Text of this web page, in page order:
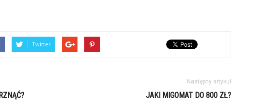
Twitter
Następny artykuł
JAKI MIGOMAT DO 800 ZŁ?